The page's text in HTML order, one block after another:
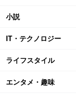
小説
IT・テクノロジー
ライフスタイル
エンタメ・趣味